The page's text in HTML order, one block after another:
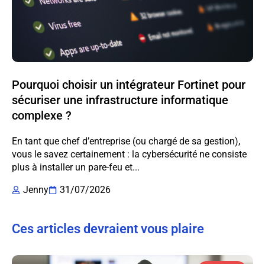
Pourquoi choisir un intégrateur Fortinet pour
sécuriser une infrastructure informatique
complexe ?
En tant que chef d’entreprise (ou chargé de sa gestion),
vous le savez certainement : la cybersécurité ne consiste
plus à installer un pare-feu et...
Jenny
31/07/2026
Ces articles devraient vous plaire